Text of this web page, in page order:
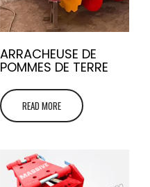
ARRACHEUSE DE
POMMES DE TERRE
READ MORE